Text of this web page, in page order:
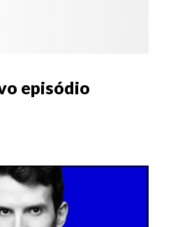
episódio